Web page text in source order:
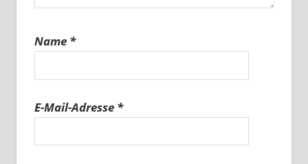
Name *
E-Mail-Adresse *